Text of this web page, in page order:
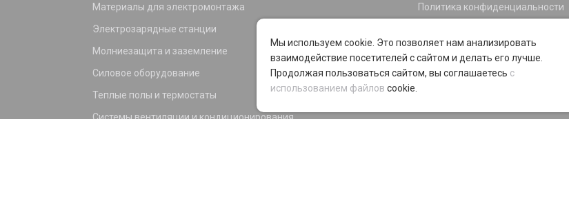
Материалы для электромонтажа
Электрозарядные станции
Молниезащита и заземление
Силовое оборудование
Теплые полы и термостаты
Системы вентиляции и кондиционирования
Политика конфиденциальности
Программа лояльности
Мы используем cookie. Это позволяет нам анализировать
взаимодействие посетителей с сайтом и делать его лучше.
Продолжая пользоваться сайтом, вы соглашаетесь с
использованием файлов cookie.